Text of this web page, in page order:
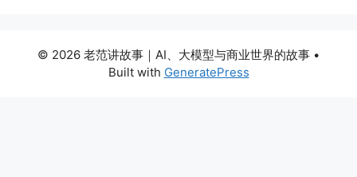
© 2026 老范讲故事｜AI、大模型与商业世界的故事 •
Built with GeneratePress